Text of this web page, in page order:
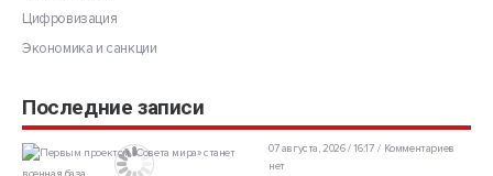
Цифровизация
Экономика и санкции
Последние записи
07 августа, 2026 / 16:17
Комментариев
нет